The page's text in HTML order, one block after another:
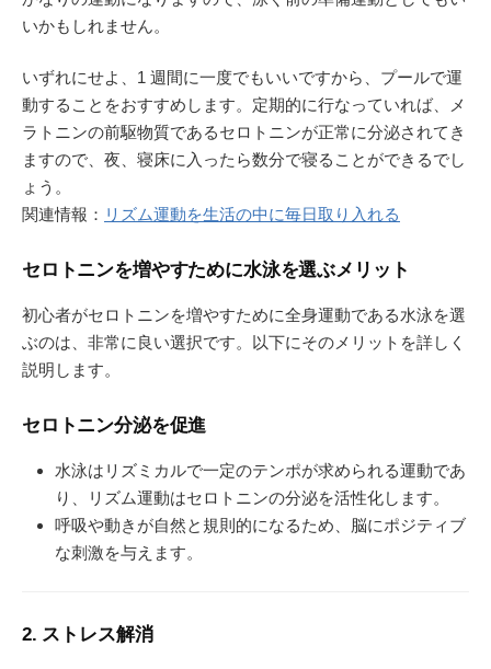
いかもしれません。
いずれにせよ、1 週間に一度でもいいですから、プールで運
動することをおすすめします。定期的に行なっていれば、メ
ラトニンの前駆物質であるセロトニンが正常に分泌されてき
ますので、夜、寝床に入ったら数分で寝ることができるでし
ょう。
関連情報： リズム運動を生活の中に毎日取り入れる
セロトニンを増やすために水泳を選ぶメリット
初心者がセロトニンを増やすために全身運動である水泳を選
ぶのは、非常に良い選択です。以下にそのメリットを詳しく
説明します。
セロトニン分泌を促進
水泳はリズミカルで一定のテンポが求められる運動であ
り、リズム運動はセロトニンの分泌を活性化します。
呼吸や動きが自然と規則的になるため、脳にポジティブ
な刺激を与えます。
2. ストレス解消